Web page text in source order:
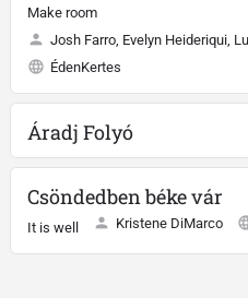
Make room
Josh Farro, Evelyn Heideriqui,
ÉdenKertes
Áradj Folyó
Csöndedben béke vár
It is well Kristene DiMarco